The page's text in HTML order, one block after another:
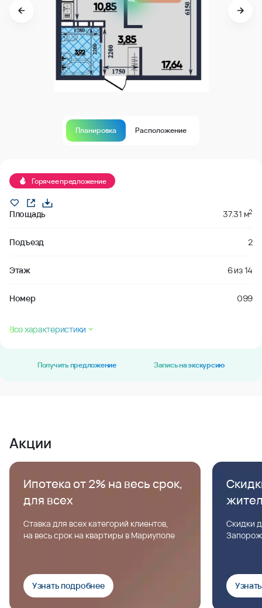
Планировка Расположение
Горячее предложение
Площадь 37.31 м2
Подъезд 2
Этаж 6из14
Номер 099
Все характеристики
Получить предложение Запись на экскурсию
Акции
Ипотека от 2% на весь срок,
для всех
Ставка для всех категорий клиентов,
на весь срок на квартиры в Мариуполе
Узнать подробнее
Скидки